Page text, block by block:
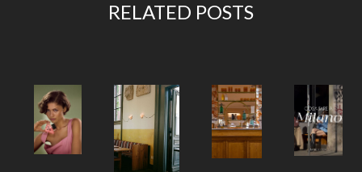
RELATED POSTS